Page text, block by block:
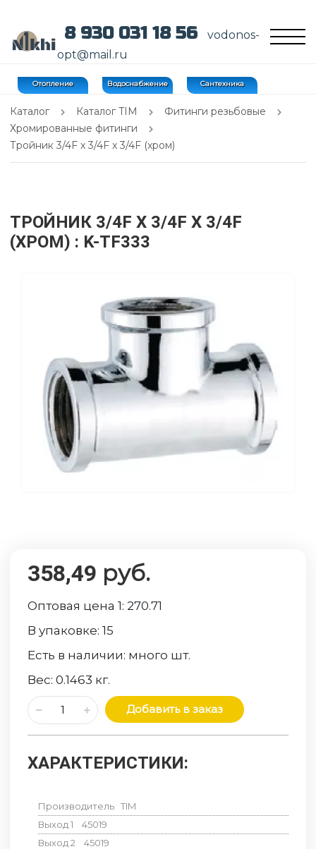
8 930 031 18 56
vodonos-
opt@mail.ru
Отопление Водоснабжение Сантехника
Каталог Каталог TIM
Фитинги резьбовые
Хромированные фитинги
Тройник 3/4F x 3/4F x 3/4F (хром)
ТРОЙНИК 3/4F X 3/4F X 3/4F
(ХРОМ) : K-TF333
358,49 руб.
Оптовая цена 1: 270.71
В упаковке:15
Есть в наличии: много шт.
Вес:0.1463 кг.
Добавить в заказ
ХАРАКТЕРИСТИКИ:
Производитель TIM
Выход 1
45019
Выход 2
45019